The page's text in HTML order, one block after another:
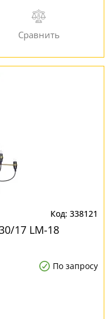
338121
17 LM-18
По запросу